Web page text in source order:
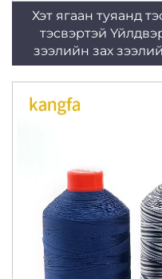
Хэт ягаан туяанд
тэсвэртэй
зээлийн зах
боонд утас 30# V90